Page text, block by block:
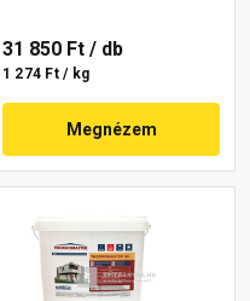
31 850 Ft / db
1 274 Ft / kg
Megnézem